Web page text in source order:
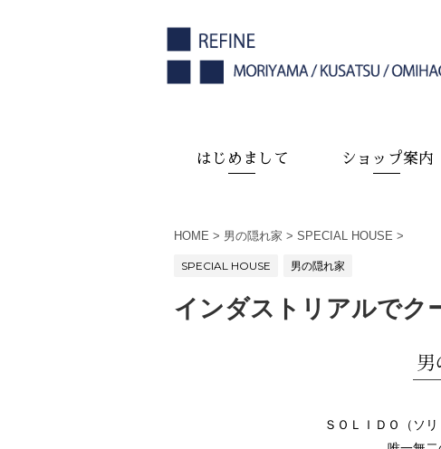
はじめまして ショップ案内
HOME > 男の隠れ家 > SPECIAL HOUSE >
SPECIAL HOUSE 男の隠れ家
インダストリアルでク
ＳＯＬＩＤＯ（ソ